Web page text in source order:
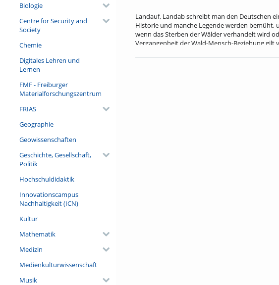
Biologie
Centre for Security and
Society
Chemie
Digitales Lehren und
Lernen
FMF - Freiburger
Materialforschungszentrum
FRIAS
Geographie
Geowissenschaften
Geschichte, Gesellschaft,
Politik
Hochschuldidaktik
Innovationscampus
Nachhaltigkeit (ICN)
Kultur
Mathematik
Medizin
Medienkulturwissenschaft
Musik
Landauf, Landab schreibt man den Deutschen
Historie und manche Legende werden bemüht,
wenn das Sterben der Wälder verhandelt wird
Vergangenheit der Wald-Mensch-Beziehung
erweist er sich wissenschaftlichen Studien
für die Ausrichtung moderner Forstbetriebe.